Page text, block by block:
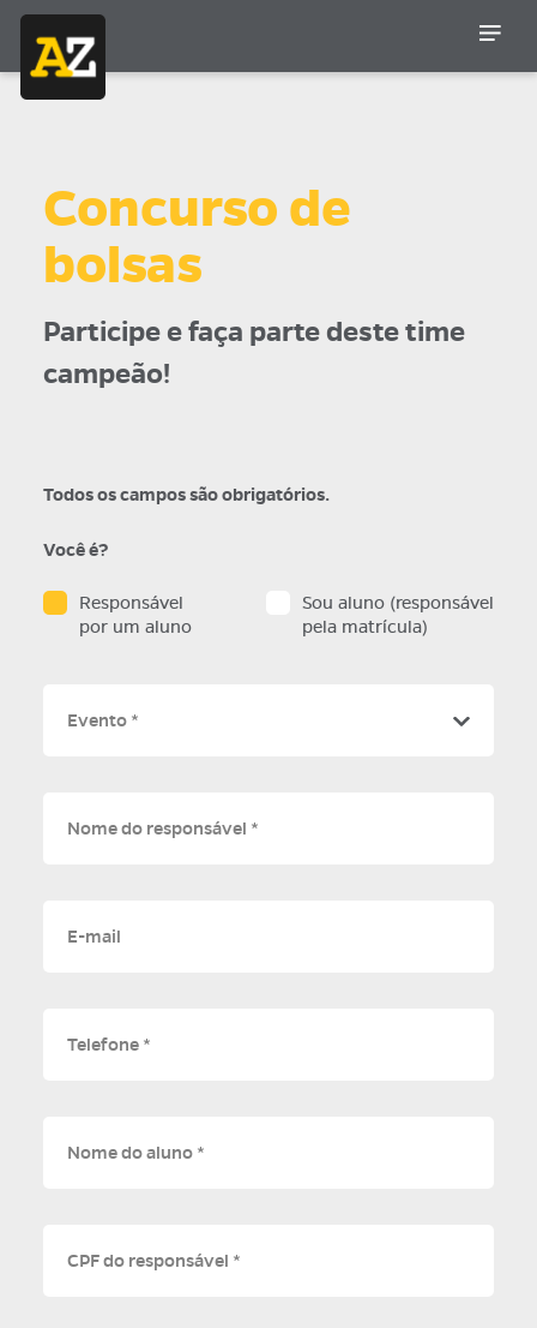
Concurso de
bolsas
Participe e faça parte deste time
campeão!
Todos os campos são obrigatórios.
Você é?
Responsável
por um aluno
Sou aluno (responsável
pela matrícula)
Evento *
Nome do responsável *
E-mail
Telefone *
Nome do aluno *
CPF do responsável *